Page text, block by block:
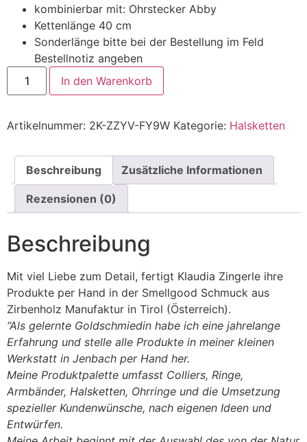
kombinierbar mit: Ohrstecker Abby
Kettenlänge 40 cm
Sonderlänge bitte bei der Bestellung im Feld
Bestellnotiz angeben
Halskette
Maria
-
in
Menge
In den Warenkorb
Artikelnummer: 2K-ZZYV-FY9W Kategorie: Halsketten
Beschreibung Zusätzliche Informationen
Rezensionen (0)
Beschreibung
Mit viel Liebe zum Detail, fertigt Klaudia Zingerle ihre
Produkte per Hand in der Smellgood Schmuck aus
Zirbenholz Manufaktur in Tirol (Österreich).
“Als gelernte Goldschmiedin habe ich eine jahrelange
Erfahrung und stelle alle Produkte in meiner kleinen
Werkstatt in Jenbach per Hand her.
Meine Produktpalette umfasst Colliers, Ringe,
Armbänder, Halsketten, Ohrringe und die Umsetzung
spezieller Kundenwünsche, nach eigenen Ideen und
Entwürfen.